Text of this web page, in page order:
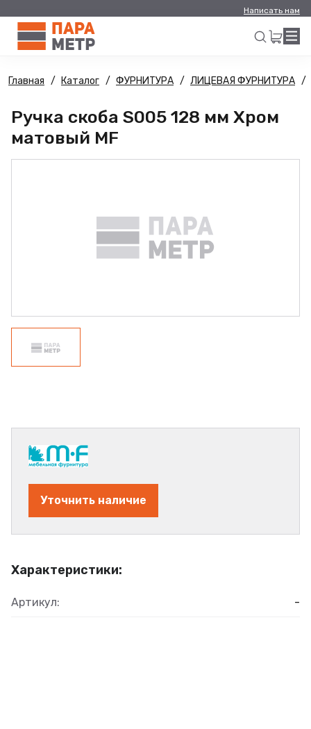
Написать нам
Искать
Главная Каталог ФУРНИТУРА ЛИЦЕВАЯ ФУРНИТУРА
Ручка скоба S005 128 мм Хром
матовый MF
Характеристики:
Артикул: -
Уточнить наличие